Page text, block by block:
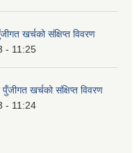
खर्चको संक्षिप्त विवरण
- 11:25
खर्चको संक्षिप्त विवरण
- 11:24